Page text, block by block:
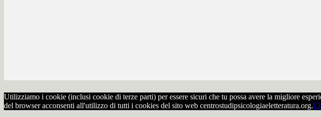
Utilizziamo i cookie (inclusi cookie di terze parti) per essere sicuri che tu possa avere la migliore
del browser acconsenti all'utilizzo di tutti i cookies del sito web centrostudipsicologiaeletteratura.org.